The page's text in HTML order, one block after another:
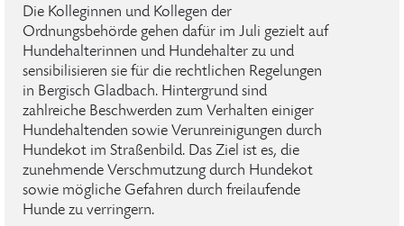
Die Kolleginnen und Kollegen der
Ordnungsbehörde gehen dafür im Juli gezielt auf
Hundehalterinnen und Hundehalter zu und
sensibilisieren sie für die rechtlichen Regelungen
in Bergisch Gladbach. Hintergrund sind
zahlreiche Beschwerden zum Verhalten einiger
Hundehaltenden sowie Verunreinigungen durch
Hundekot im Straßenbild. Das Ziel ist es, die
zunehmende Verschmutzung durch Hundekot
sowie mögliche Gefahren durch freilaufende
Hunde zu verringern.